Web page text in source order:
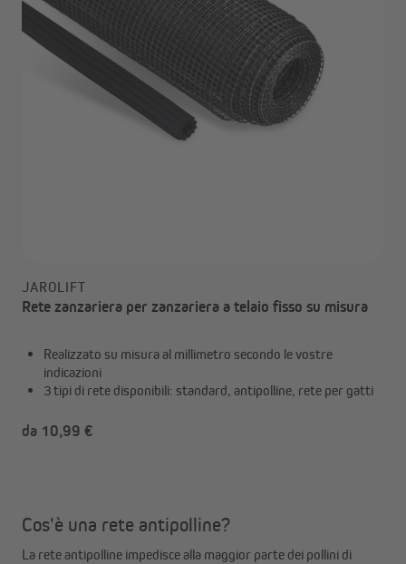
JAROLIFT
Rete zanzariera per zanzariera a telaio fisso su misura
Realizzato su misura al millimetro secondo le vostre
indicazioni
3 tipi di rete disponibili: standard, antipolline, rete per gatti
da 10,99 €
Cos'è una rete antipolline?
La rete antipolline impedisce alla maggior parte dei pollini di